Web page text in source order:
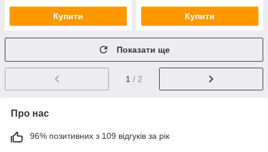
Купити Купити
Показати ще
1 / 2
Про нас
96% позитивних з 109 відгуків за рік